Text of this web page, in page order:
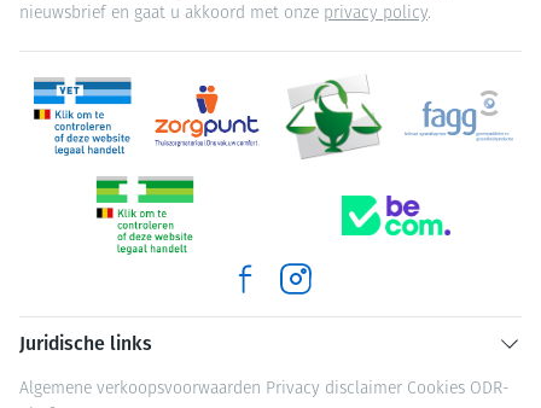
nieuwsbrief en gaat u akkoord met onze privacy policy.
Juridische links
Algemene verkoopsvoorwaarden Privacy disclaimer Cookies ODR-